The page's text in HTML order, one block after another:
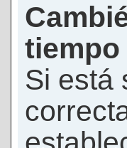
Si está